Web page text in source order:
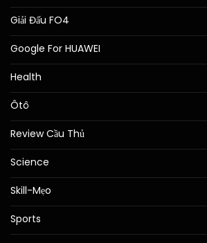
Giải Đấu FO4
Google For HUAWEI
Health
Ôtô
Review Cầu Thủ
Science
Skill-Mẹo
Sports